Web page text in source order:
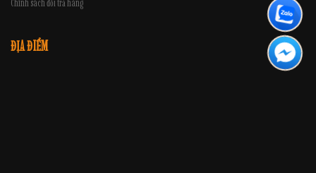
Chính sách đổi trả hàng
ĐỊA ĐIỂM